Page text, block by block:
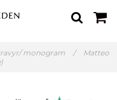
monogram /
Matteo